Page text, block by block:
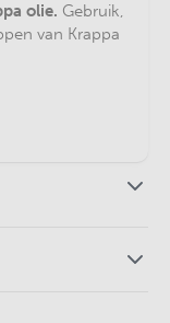
olie. Gebruik,
van Krappa